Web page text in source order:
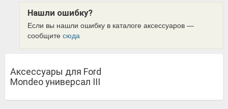
Нашли ошибку?
Если вы нашли ошибку в каталоге аксессуаров —
сообщите сюда
Аксессуары для Ford
Mondeo универсал III